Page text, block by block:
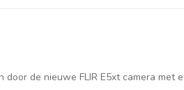
door de nieuwe FLIR E5xt camera met